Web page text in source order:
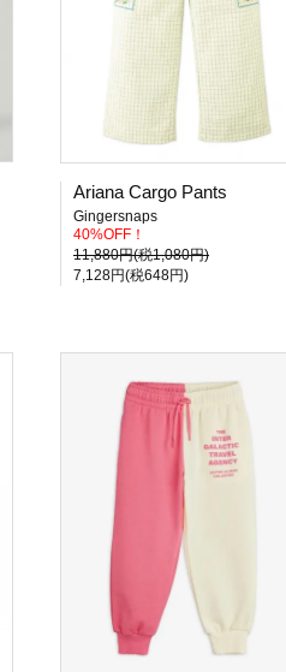
Ariana Cargo Pants
Gingersnaps
40%OFF！
11,880円(税1,080円)
7,128円(税648円)